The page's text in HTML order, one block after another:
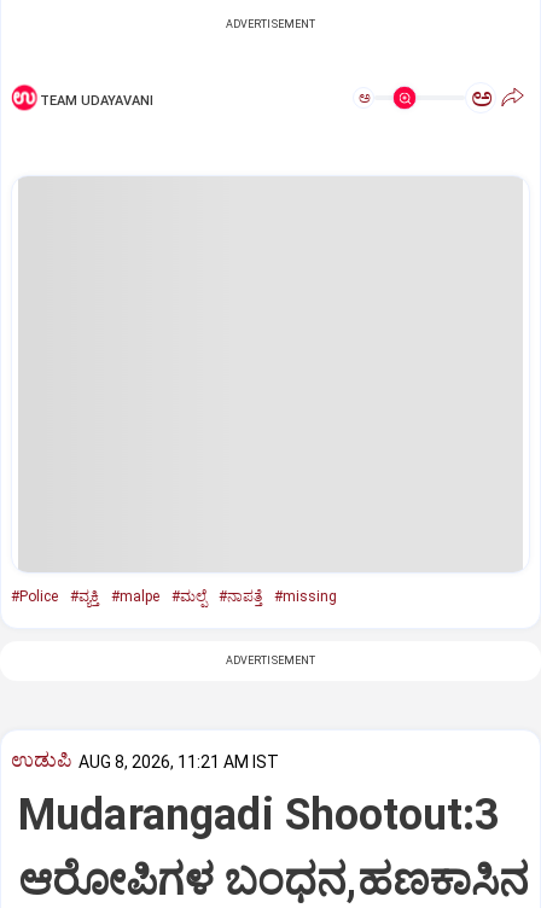
ADVERTISEMENT
TEAM UDAYAVANI ಅ ಅ
#Police #ವ್ಯಕ್ತಿ #malpe #ಮಲ್ಪೆ #ನಾಪತ್ತೆ #missing
ADVERTISEMENT
ಉಡುಪಿ AUG 8, 2026, 11:21 AM IST
Mudarangadi Shootout:‌3
ಆರೋಪಿಗಳ ಬಂಧನ,ಹಣಕಾಸಿನ